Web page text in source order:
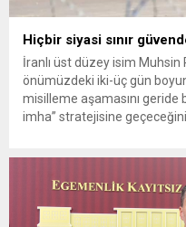
Hiçbir siyasi sınır
İranlı üst düzey isim Muhsin
önümüzdeki iki-üç gün
misilleme aşamasını
imha” stratejisine